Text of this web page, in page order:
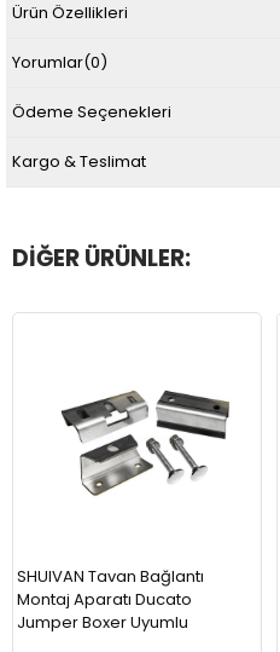
Ürün Özellikleri
Yorumlar(0)
Ödeme Seçenekleri
Kargo & Teslimat
DIĞER ÜRÜNLER:
SHUIVAN Tavan Bağlantı
Montaj Aparatı Ducato
Jumper Boxer Uyumlu